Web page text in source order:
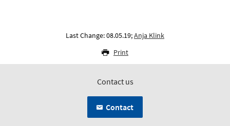
Last Change: 08.05.19;Anja Klink
Print
Contact us
Contact